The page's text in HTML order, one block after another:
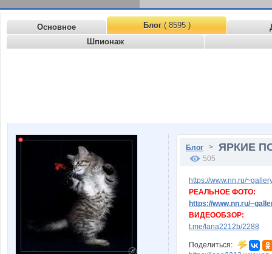
Основное Блог( 8595 )
Шпионаж
Блог > ЯРКИЕ
505
https://www.nn.ru/
РЕАЛЬНОЕ ФОТО:
https://www.nn.ru/
ВИДЕООБЗОР:
t.me/lana2212b/2288
Поделиться: